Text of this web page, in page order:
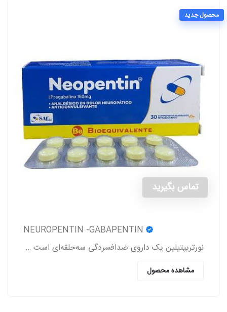
محصول جدید
تماس بگیرید
نورتریپتیلین یک داروی ضدافسردگی سه‌حلقه‌ای است که برای درمان افسردگی، دردهای عصبی (نوروپاتی)، پیشگیری از میگرن و برخی اختلالات روانی دیگر تجویز می‌شود
مشاهده محصول